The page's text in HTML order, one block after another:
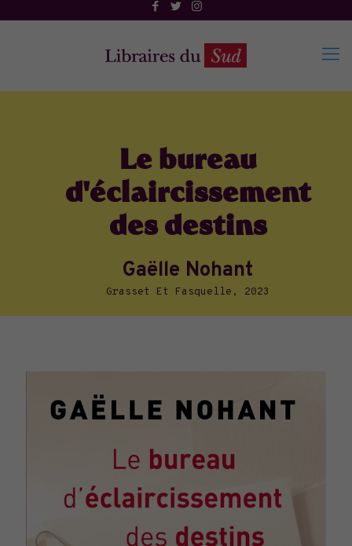
Le bureau
d'éclaircissement
des destins
Gaëlle Nohant
Grasset Et Fasquelle, 2023